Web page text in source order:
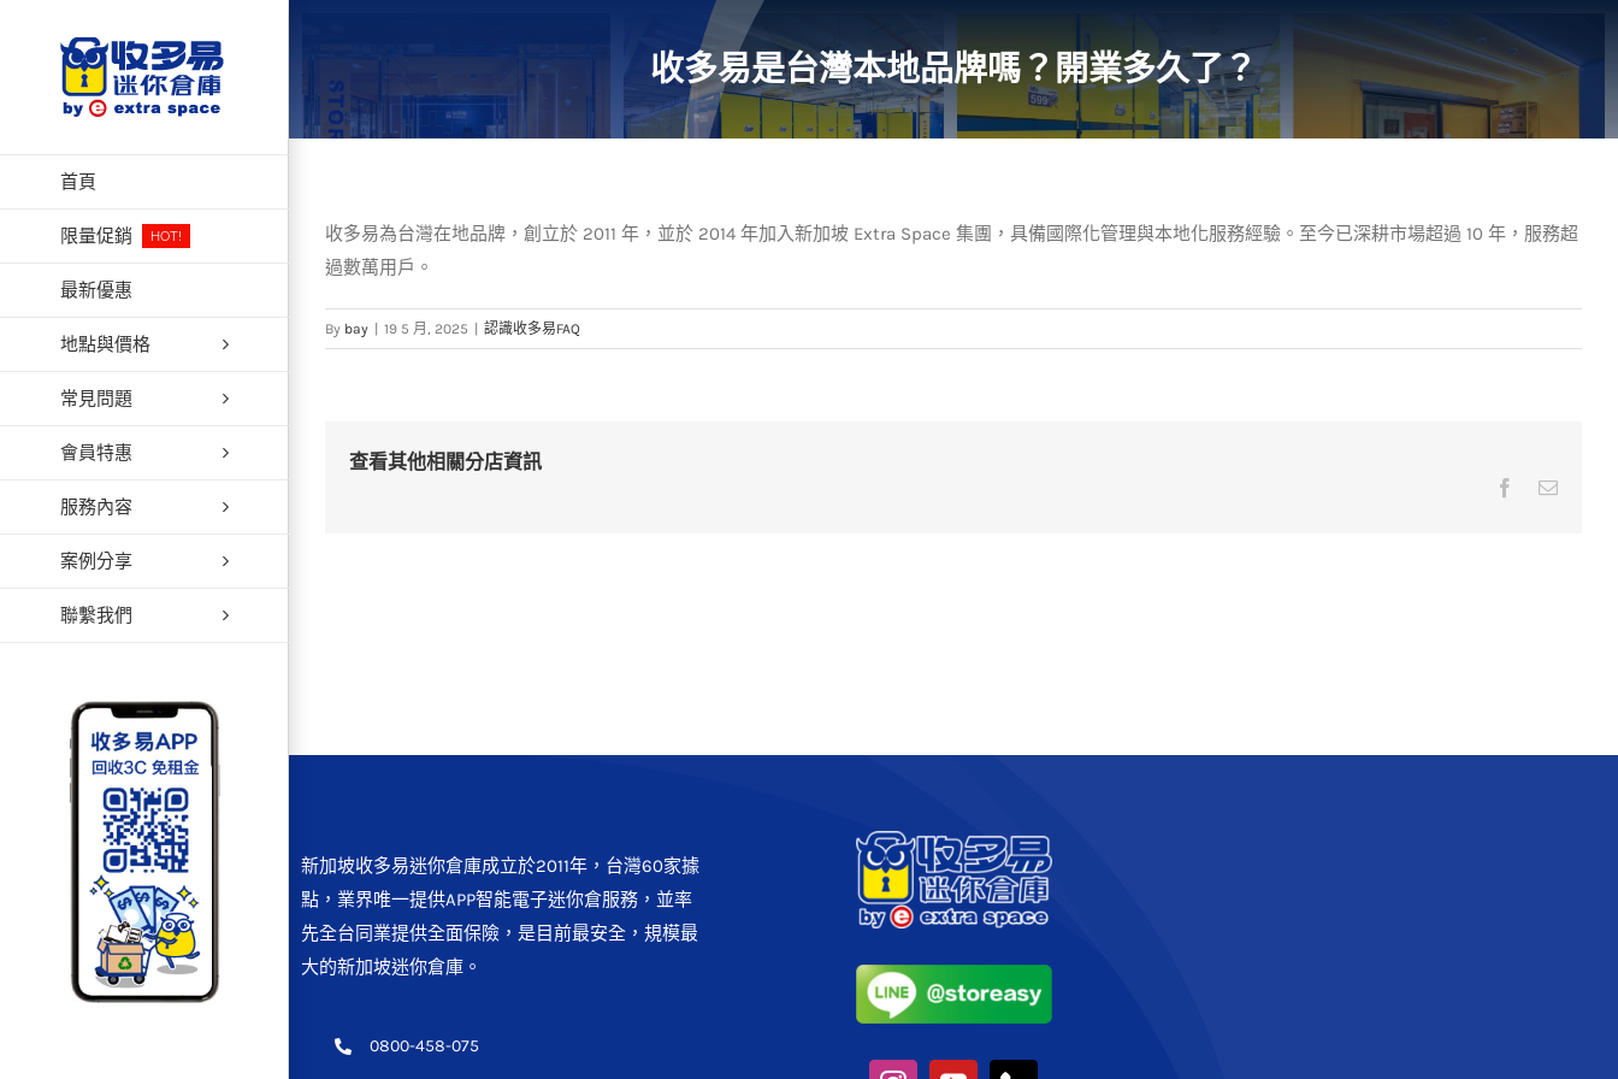
首頁
限量促銷 HOT!
最新優惠
地點與價格
常見問題
會員特惠
服務內容
案例分享
聯繫我們
收多易是台灣本地品牌嗎？開業多久了？
收多易為台灣在地品牌，創立於 2011 年，並於 2014 年加入新加坡 Extra Space 集團，具備國際化管理與本地化服務經驗。至今已深耕市場超過 10 年，服務超
過數萬用戶。
By bay 19 5 月, 2025 認識收多易FAQ
查看其他相關分店資訊
FacebookEmail:
新加坡收多易迷你倉庫成立於2011年，台灣60家據
點，業界唯一提供APP智能電子迷你倉服務，並率
先全台同業提供全面保險，是目前最安全，規模最
大的新加坡迷你倉庫。
0800-458-075